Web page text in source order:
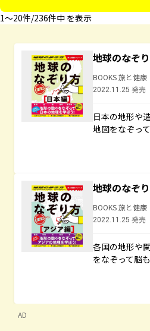
1〜20件/236件中 を表示
地球のなぞ
BOOKS 旅と健康
2022.11.25 発売
日本の地形や
地図をなぞっ
地球のなぞ
BOOKS 旅と健康
2022.11.25 発売
各国の地形や
をなぞって脳
AD